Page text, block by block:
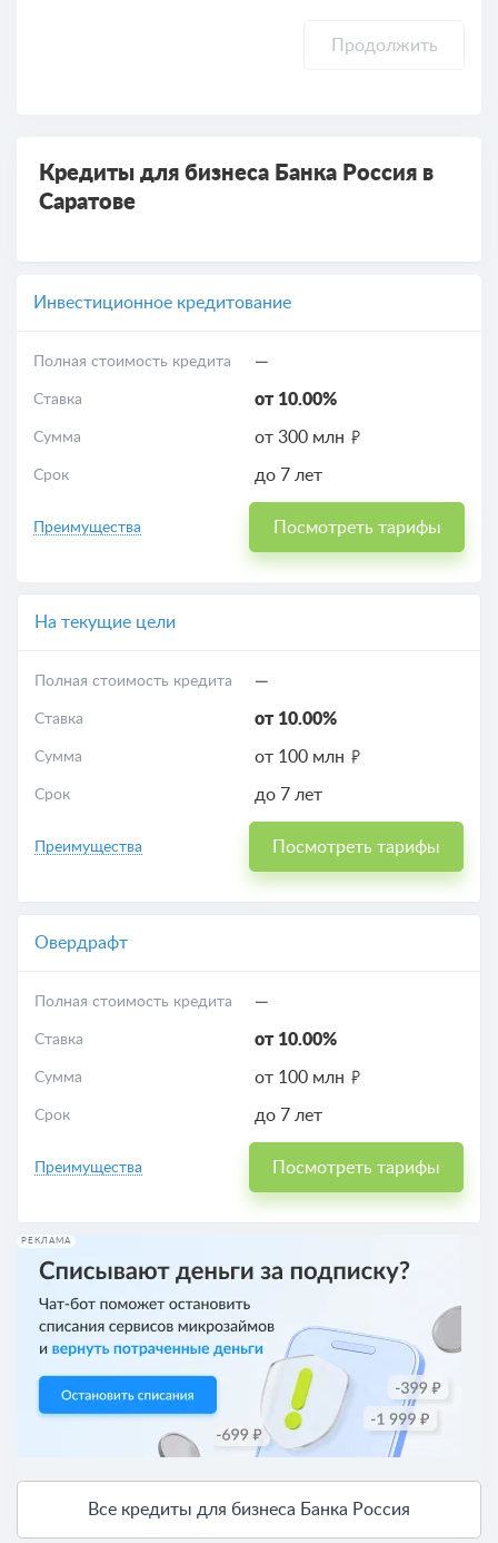
Продолжить
Кредиты для бизнеса Банка Россия в
Саратове
Инвестиционное кредитование
Полная стоимость кредита —
Ставка от 10.00%
Сумма от 300 млн
Срок до 7 лет
Преимущества Посмотреть тарифы
На текущие цели
Полная стоимость кредита —
Ставка от 10.00%
Сумма от 100 млн
Срок до 7 лет
Преимущества Посмотреть тарифы
Овердрафт
Полная стоимость кредита —
Ставка от 10.00%
Сумма от 100 млн
Срок до 7 лет
Преимущества Посмотреть тарифы
РЕКЛАМА
Все кредиты для бизнеса Банка Россия